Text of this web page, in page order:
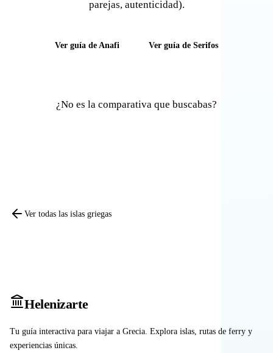
parejas, autenticidad).
Ver guía de Anafi Ver guía de Serifos
¿No es la comparativa que buscabas?
Ver todas las islas griegas
Helenizarte
Tu guía interactiva para viajar a Grecia. Explora islas, rutas de ferry y
experiencias únicas.